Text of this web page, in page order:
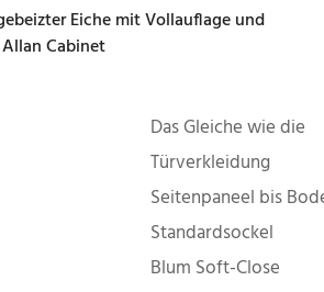
Eiche mit Vollauflage und
Cabinet
Das Gleiche wie die
Türverkleidung
Seitenpaneel bis
Standardsockel
Blum Soft-Close